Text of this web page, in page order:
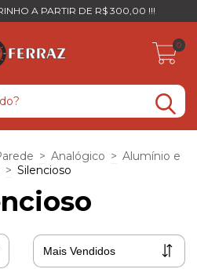
A PARTIR DE R$ 300,00 !!!
0
> Analógico > Alumínio e
> Silencioso